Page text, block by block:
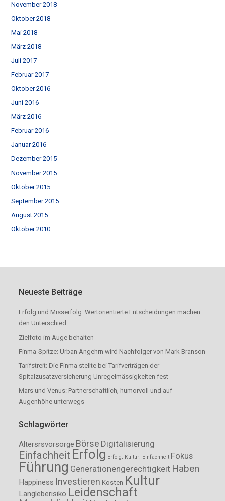
November 2018
Oktober 2018
Mai 2018
März 2018
Juli 2017
Februar 2017
Oktober 2016
Juni 2016
März 2016
Februar 2016
Januar 2016
Dezember 2015
November 2015
Oktober 2015
September 2015
August 2015
Oktober 2010
Neueste Beiträge
Erfolg und Misserfolg: Wertorientierte Entscheidungen machen
den Unterschied
Zielfoto im Auge behalten
Finma-Spitze: Urban Angehrn wird Nachfolger von Mark Branson
Tarifstreit: Die Finma stellte bei Tarifverträgen der
Spitalzusatzversicherung Unregelmässigkeiten fest
Mars und Venus: Partnerschaftlich, humorvoll und auf
Augenhöhe unterwegs
Schlagwörter
Altersrsvorsorge Börse Digitalisierung
Einfachheit Erfolg Erfolg; Kultur; Einfachheit Fokus
Führung Generationengerechtigkeit Haben
Happiness Investieren Kosten Kultur
Langleberisiko Leidenschaft